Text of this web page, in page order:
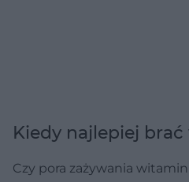
Kiedy najlepiej
Czy pora zażywania